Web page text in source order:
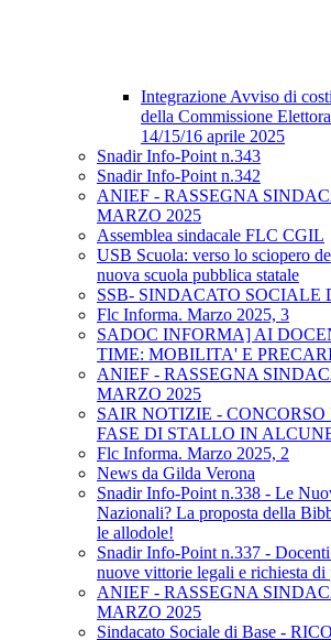
Integrazione Avviso di
della Commissione
14/15/16 aprile 2025
Snadir Info-Point n.343
Snadir Info-Point n.342
ANIEF - RASSEGNA
MARZO 2025
Assemblea sindacale FLC CGIL
USB Scuola: verso lo sciopero
nuova scuola pubblica statale
SSB- SINDACATO SOCIALE
Flc Informa. Marzo 2025, 3
SADOC INFORMA] AI
TIME: MOBILITA' E
ANIEF - RASSEGNA
MARZO 2025
SAIR NOTIZIE -
FASE DI STALLO IN
Flc Informa. Marzo 2025, 2
News da Gilda Verona
Snadir Info-Point n.338 - Le
Nazionali? La proposta della
le allodole!
Snadir Info-Point n.337 -
nuove vittorie legali e richiesta di
ANIEF - RASSEGNA
MARZO 2025
Sindacato Sociale di Base -